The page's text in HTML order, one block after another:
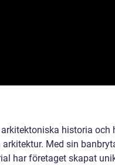
historia och
Med sin
har företaget skapat